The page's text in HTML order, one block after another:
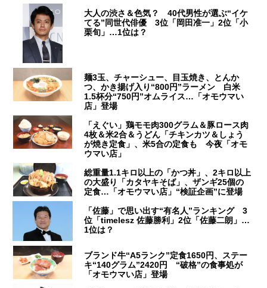
大人の渋さ＆色気？ 40代男性が選ぶ“イケ
てる”同世代俳優 3位「岡田准一」2位「小
栗旬」…1位は？
麺3玉、チャーシュー、目玉焼き、とんか
つ、かき揚げ入り“800円”ラーメン 白米
1.5杯分“750円”オムライス…「オモウマい
店」登場
「えぐい」鶏モモ肉300グラム＆豚ロース肉
4枚＆米2合＆うどん「チキンカツ＆しょう
が焼き定食」、米5合の定食も 今夜「オモ
ウマい店」
総重量1.1キロ以上の「かつ丼」、2キロ以上
の大盛り「カタヤキそば」、ザンギ25個の
定食…「オモウマい店」“検証企画”に登場
「佐藤」で思い出す“有名人”ランキング 3
位「timelesz 佐藤勝利」2位「佐藤二朗」…
1位は？
ブランド牛“A5ランク”定食1650円、ステー
キ“140グラム”2420円 “破格”の食事処が
「オモウマい店」登場